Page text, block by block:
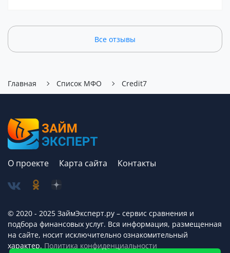
Все отзывы
Главная Список МФО Credit7
О проекте Карта сайта Контакты
© 2020 - 2025 ЗаймЭксперт.ру – сервис cравнения и
подбора финансовых услуг. Вся информация, размещенная
на сайте, носит исключительно ознакомительный
характер. Политика конфиденциальности